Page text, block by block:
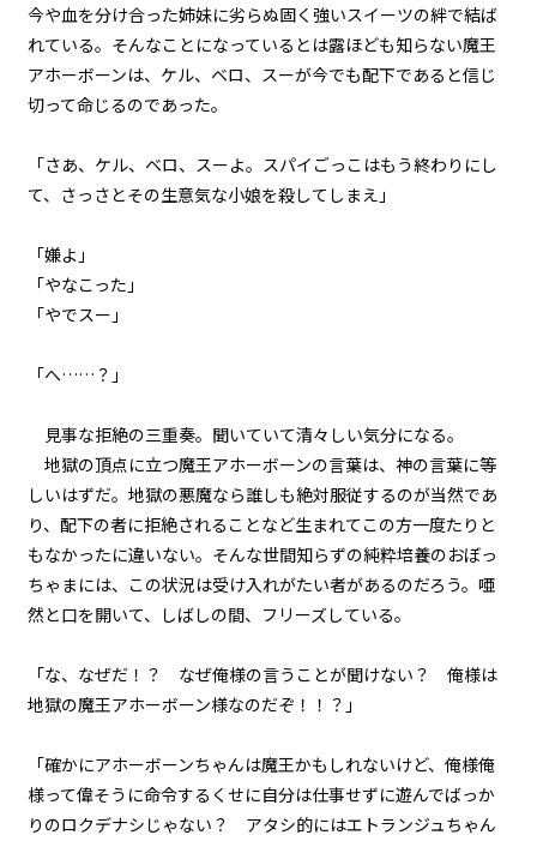
悪役令嬢、悪魔の名付け親にな
る。（ただし、ネーミングセンス
0）
episode9
悪役令嬢、ムチ打ち地獄で専属メ
イドと再会する。
episode12
悪役令嬢、一度決めたら何が何で
もやり通す。
episode13
る。
悪役令嬢、専属メイドとマカロン
に癒される。
episode15
今や血を分け合った姉妹に劣らぬ固く強いスイーツの絆で結ば
れている。そんなことになっているとは露ほども知らない魔王
アホーボーンは、ケル、ベロ、スーが今でも配下であると信じ
切って命じるのであった。
「さあ、ケル、ベロ、スーよ。スパイごっこはもう終わりにし
て、さっさとその生意気な小娘を殺してしまえ」
「嫌よ」
「やなこった」
「やでスー」
「へ……？」
見事な拒絶の三重奏。聞いていて清々しい気分になる。
地獄の頂点に立つ魔王アホーボーンの言葉は、神の言葉に等
しいはずだ。地獄の悪魔なら誰しも絶対服従するのが当然であ
り、配下の者に拒絶されることなど生まれてこの方一度たりと
もなかったに違いない。そんな世間知らずの純粋培養のおぼっ
ちゃまには、この状況は受け入れがたい者があるのだろう。唖
然と口を開いて、しばしの間、フリーズしている。
「な、なぜだ！？ なぜ俺様の言うことが聞けない？ 俺様は
地獄の魔王アホーボーン様なのだぞ！！？」
「確かにアホーボーンちゃんは魔王かもしれないけど、俺様俺
様って偉そうに命令するくせに自分は仕事せずに遊んでばっか
りのロクデナシじゃない？ アタシ的にはエトランジュちゃん